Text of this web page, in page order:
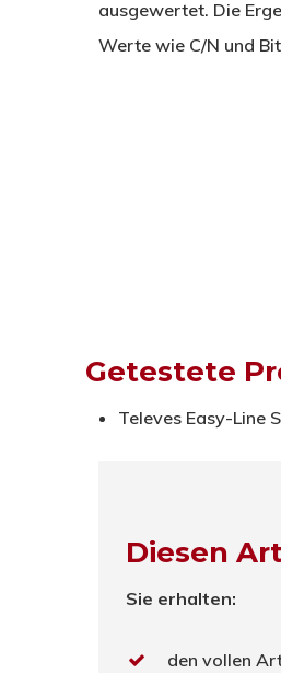
ausgewertet. Die
Werte wie C/N und
Getestete
Televes Easy-Line
Diesen
Sie erhalten:
den vollen